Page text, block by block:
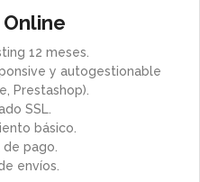
12 meses.
y autogestionable
Prestashop).
SSL.
básico.
de pago.
envíos.